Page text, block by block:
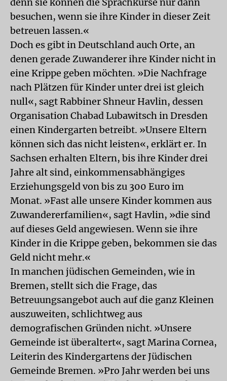
besuchen, wenn sie ihre Kinder in dieser Zeit
betreuen lassen.«
Doch es gibt in Deutschland auch Orte, an
denen gerade Zuwanderer ihre Kinder nicht in
eine Krippe geben möchten. »Die Nachfrage
nach Plätzen für Kinder unter drei ist gleich
null«, sagt Rabbiner Shneur Havlin, dessen
Organisation Chabad Lubawitsch in Dresden
einen Kindergarten betreibt. »Unsere Eltern
können sich das nicht leisten«, erklärt er. In
Sachsen erhalten Eltern, bis ihre Kinder drei
Jahre alt sind, einkommensabhängiges
Erziehungsgeld von bis zu 300 Euro im
Monat. »Fast alle unsere Kinder kommen aus
Zuwandererfamilien«, sagt Havlin, »die sind
auf dieses Geld angewiesen. Wenn sie ihre
Kinder in die Krippe geben, bekommen sie das
Geld nicht mehr.«
In manchen jüdischen Gemeinden, wie in
Bremen, stellt sich die Frage, das
Betreuungsangebot auch auf die ganz Kleinen
auszuweiten, schlichtweg aus
demografischen Gründen nicht. »Unsere
Gemeinde ist überaltert«, sagt Marina Cornea,
Leiterin des Kindergartens der Jüdischen
Gemeinde Bremen. »Pro Jahr werden bei uns